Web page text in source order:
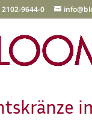
2102-9644-0